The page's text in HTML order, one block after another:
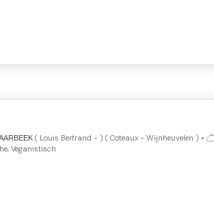
( Louis Bertrand - ) ( Coteaux - Wijnheuvelen ) •
Veganistisch